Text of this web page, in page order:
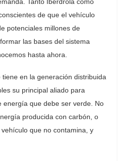
de que el vehículo
potenciales millones de
las bases del sistema
hasta ahora.
en la generación distribuida
su principal aliado para
energía que debe ser verde. No
producida con carbón, o
que no contamina, y